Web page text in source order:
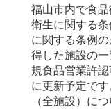
福山市内で食
衛生に関する
に関する条例
得した施設の
規食品営業許
に更新予定で
（全施設）に